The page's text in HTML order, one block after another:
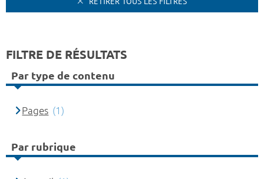
FILTRE DE RÉSULTATS
Par type de contenu
Pages (1)
Par rubrique